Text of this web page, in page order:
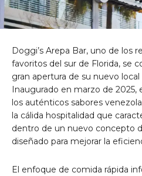
Doggi’s Arepa Bar, uno de los
favoritos del sur de Florida, se
gran apertura de su nuevo
Inaugurado en marzo de
los auténticos sabores
la cálida hospitalidad que
dentro de un nuevo concepto
diseñado para mejorar la
El enfoque de comida rápida